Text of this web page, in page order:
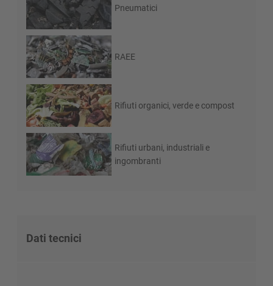
Pneumatici
RAEE
Rifiuti organici, verde e compost
Rifiuti urbani, industriali e
ingombranti
Dati tecnici